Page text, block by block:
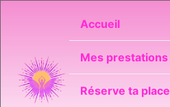
Accueil
Mes prestations
Réserve ta place